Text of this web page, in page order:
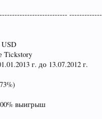
Tickstory
г. до 13.07.2012 г.
выигрыш